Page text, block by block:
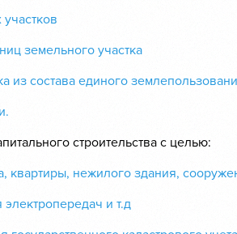
земельного участка
из состава единого
строительства с целью:
квартиры, нежилого здания,
и т.д